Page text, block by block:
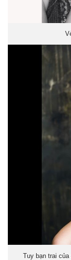
Tuy bạn trai